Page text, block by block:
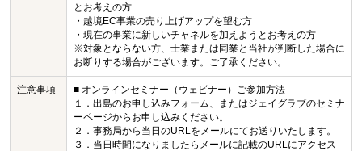
とお考えの方
・越境EC事業の売り上げアップを望む方
・現在の事業に新しいチャネルを加えようとお考えの方
※対象とならない方、士業または同業と当社が判断した場合に
お断りする場合がございます。ご了承ください。
注意事項
■ オンラインセミナー（ウェビナー）ご参加方法
１．出島のお申し込みフォーム、またはジェイグラブのセミナ
ーページからお申し込みください。
２．事務局から当日のURLをメールにてお送りいたします。
３．当日時間になりましたらメールに記載のURLにアクセス